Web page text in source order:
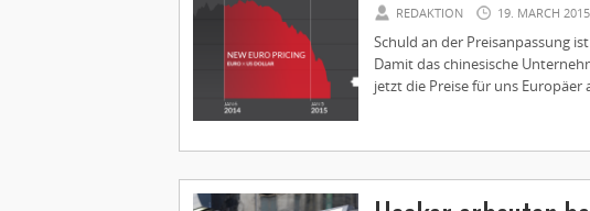
REDAKTION 19. MARCH 2015
Schuld an der Preisanpassung
Damit das chinesische
jetzt die Preise für uns Europäer